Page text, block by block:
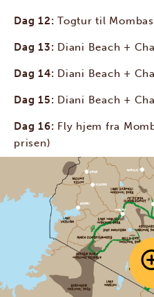
Dag 12: Togtur til
Dag 13: Diani Beach +
Dag 14: Diani Beach +
Dag 15: Diani Beach +
Dag 16: Fly hjem fra
prisen)